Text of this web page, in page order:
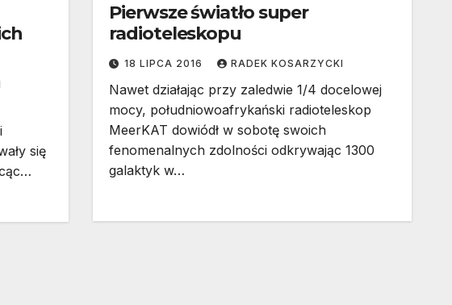
się
Pierwsze światło super
radioteleskopu
18 LIPCA 2016 RADEK KOSARZYCKI
Nawet działając przy zaledwie 1/4 docelowej
mocy, południowoafrykański radioteleskop
MeerKAT dowiódł w sobotę swoich
fenomenalnych zdolności odkrywając 1300
galaktyk w…